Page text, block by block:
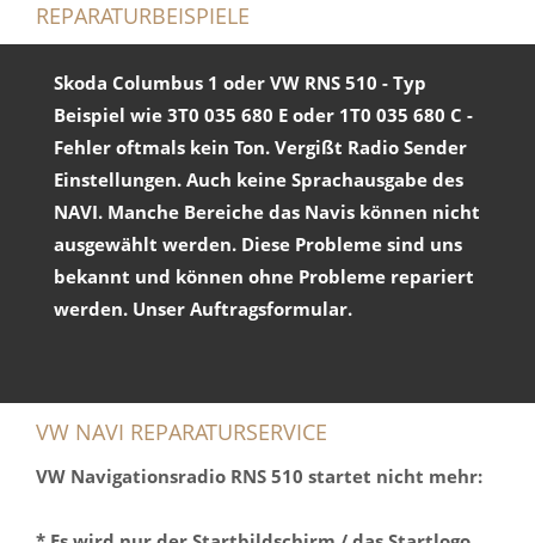
REPARATURBEISPIELE
Skoda Columbus 1 oder VW RNS 510 - Typ
Beispiel wie 3T0 035 680 E oder 1T0 035 680 C -
Fehler oftmals kein Ton. Vergißt Radio Sender
Einstellungen. Auch keine Sprachausgabe des
NAVI. Manche Bereiche das Navis können nicht
ausgewählt werden. Diese Probleme sind uns
bekannt und können ohne Probleme repariert
werden. Unser Auftragsformular.
VW NAVI REPARATURSERVICE
VW Navigationsradio RNS 510 startet nicht mehr: